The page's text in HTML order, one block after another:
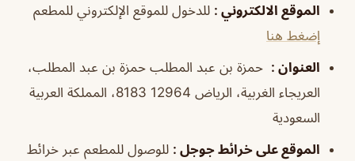
الموقع الالكتروني : للدخول للموقع الإلكتروني للمطعم
إضغط هنا
العنوان : حمزة بن عبد المطلب حمزة بن عبد المطلب،
العريجاء الغربية، الرياض 12964 8183، المملكة العربية
السعودية
الموقع على خرائط جوجل : للوصول للمطعم عبر خرائط